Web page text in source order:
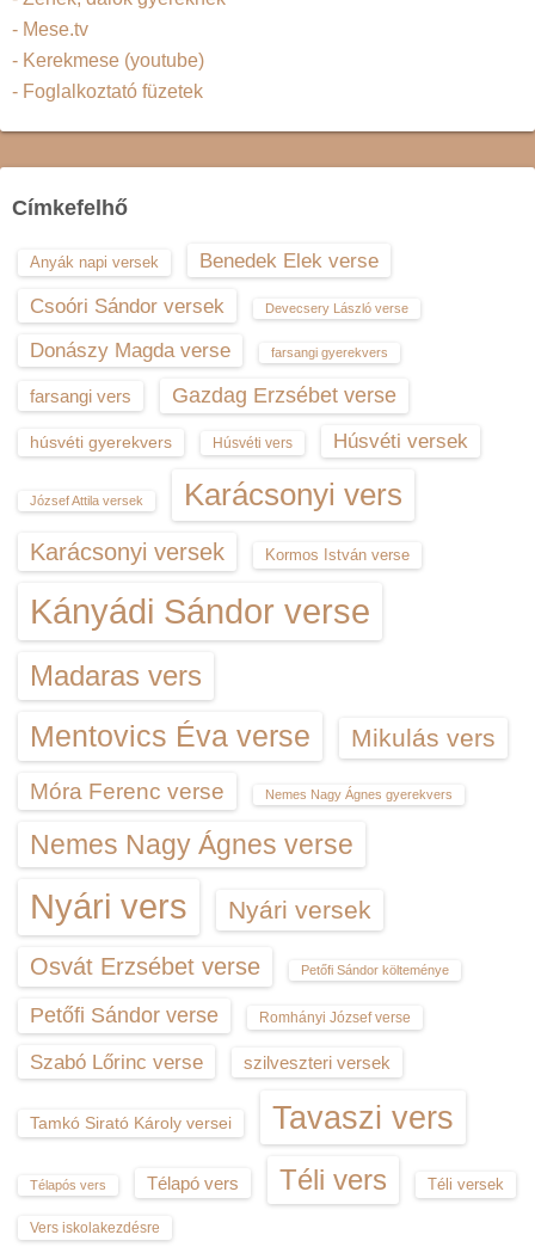
- Mese.tv
- Kerekmese (youtube)
- Foglalkoztató füzetek
Címkefelhő
Anyák napi versek
Benedek Elek verse
Csoóri Sándor versek
Devecsery László verse
Donászy Magda verse farsangi gyerekvers
farsangi vers Gazdag Erzsébet verse
húsvéti gyerekvers Húsvéti vers Húsvéti versek
József Attila versek Karácsonyi vers
Karácsonyi versek Kormos István verse
Kányádi Sándor verse
Madaras vers
Mentovics Éva verse Mikulás vers
Móra Ferenc verse Nemes Nagy Ágnes gyerekvers
Nemes Nagy Ágnes verse
Nyári vers Nyári versek
Osvát Erzsébet verse Petőfi Sándor költeménye
Petőfi Sándor verse Romhányi József verse
Szabó Lőrinc verse szilveszteri versek
Tamkó Sirató Károly versei Tavaszi vers
Télapós vers Télapó vers Téli vers Téli versek
Vers iskolakezdésre